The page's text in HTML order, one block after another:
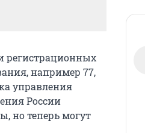
регистрационных
например 77,
управления
России
но теперь могут